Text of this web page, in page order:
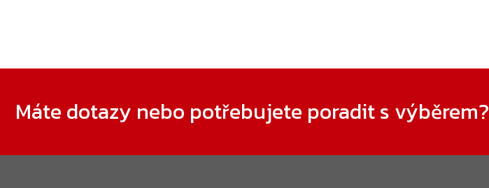
Máte dotazy nebo potřebujete poradit s výběrem?